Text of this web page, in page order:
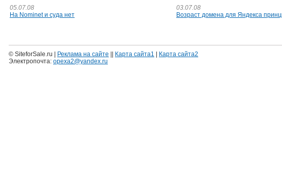
05.07.08
На Nominet и суда нет
03.07.08
Возраст домена для Яндекса
© SiteforSale.ru | Реклама на сайте Карта сайта1
Карта сайта2
Электропочта: opexa2@yandex.ru